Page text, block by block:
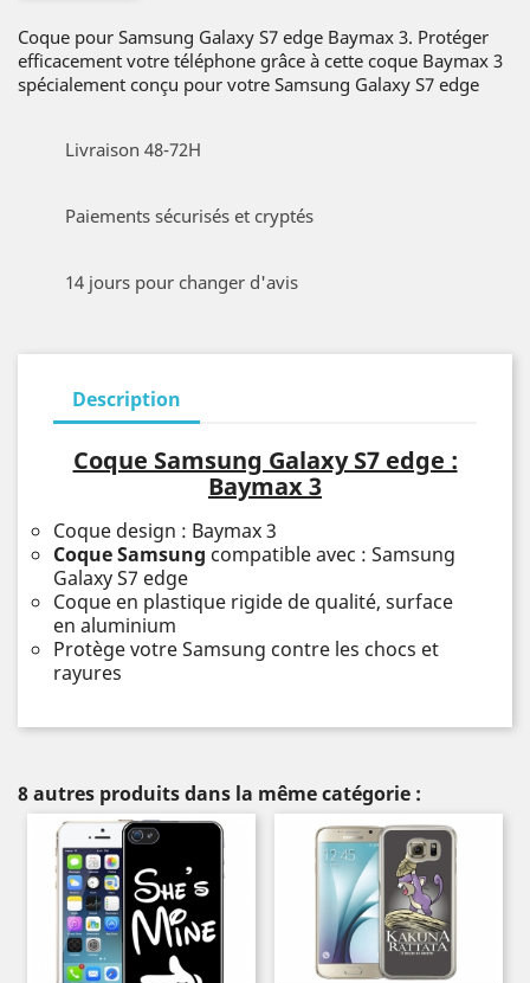
Coque pour Samsung Galaxy S7 edge Baymax 3. Protéger
efficacement votre téléphone grâce à cette coque Baymax 3
spécialement conçu pour votre Samsung Galaxy S7 edge
Livraison 48-72H
Paiements sécurisés et cryptés
14 jours pour changer d'avis
Description
Coque Samsung Galaxy S7 edge :
Baymax 3
Coque design : Baymax 3
Coque Samsung compatible avec : Samsung
Galaxy S7 edge
Coque en plastique rigide de qualité, surface
en aluminium
Protège votre Samsung contre les chocs et
rayures
8 autres produits dans la même catégorie :